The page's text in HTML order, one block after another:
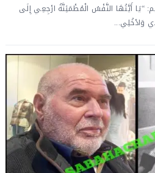
“يَا أَيَّتُهَا النَّفْسُ الْمُطْمَئِنَّةُ ارْجِعِي إِلَى
وَادْخُلِي...